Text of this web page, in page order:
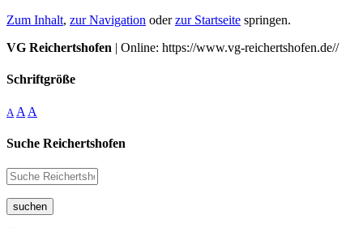
Zum Inhalt, zur Navigation oderzur Startseite springen.
VG Reichertshofen | Online: https://www.vg-reichertshofen.de//
Schriftgröße
A A A
Suche Reichertshofen
suchen